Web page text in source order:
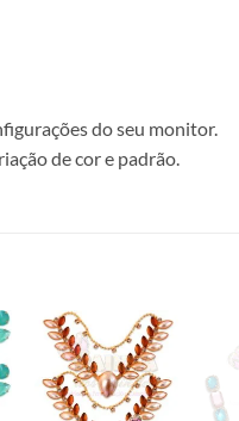
do seu monitor.
de cor e padrão.